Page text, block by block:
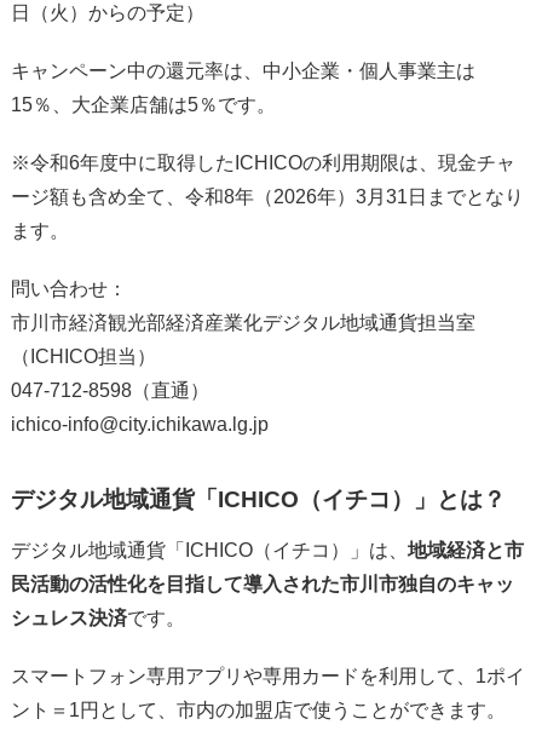
日（火）からの予定）
キャンペーン中の還元率は、中小企業・個人事業主は
15％、大企業店舗は5％です。
※令和6年度中に取得したICHICOの利用期限は、現金チャ
ージ額も含め全て、令和8年（2026年）3月31日までとなり
ます。
問い合わせ：
市川市経済観光部経済産業化デジタル地域通貨担当室
（ICHICO担当）
047-712-8598（直通）
ichico-info@city.ichikawa.lg.jp
デジタル地域通貨「ICHICO（イチコ）」とは？
デジタル地域通貨「ICHICO（イチコ）」は、 地域経済と市
民活動の活性化を目指して導入された市川市独自のキャッ
シュレス決済です。
スマートフォン専用アプリや専用カードを利用して、1ポイ
ント＝1円として、市内の加盟店で使うことができます。